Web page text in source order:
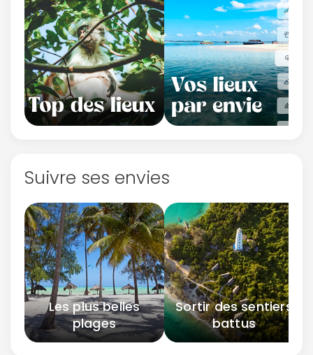
Suivre ses envies
Les plus belles
plages
Sortir des sentiers
battus